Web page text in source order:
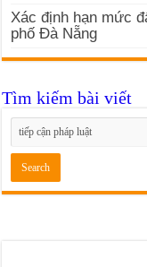
Xác định hạn mức
phố Đà Nẵng
Tìm kiếm bài viết